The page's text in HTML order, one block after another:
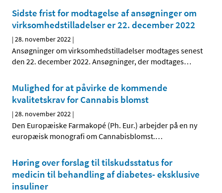
Sidste frist for modtagelse af ansøgninger om
virksomhedstilladelser er 22. december 2022
|28. november 2022 |
Ansøgninger om virksomhedstilladelser modtages senest
den 22. december 2022. Ansøgninger, der modtages…
Mulighed for at påvirke de kommende
kvalitetskrav for Cannabis blomst
|28. november 2022 |
Den Europæiske Farmakopé (Ph. Eur.) arbejder på en ny
europæisk monografi om Cannabisblomst.…
Høring over forslag til tilskudsstatus for
medicin til behandling af diabetes- eksklusive
insuliner